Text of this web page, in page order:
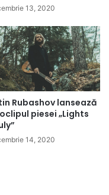
13, 2020
Rubashov lansează
piesei „Lights
14, 2020